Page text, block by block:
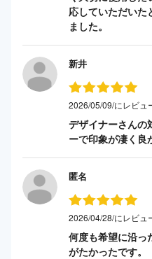
応していただいた
ました。
新井
2026/05/09/にレビュ
デザイナーさんの
ーで印象が凄く良
匿名
2026/04/28/にレビュ
何度も希望に沿っ
がたかったです。